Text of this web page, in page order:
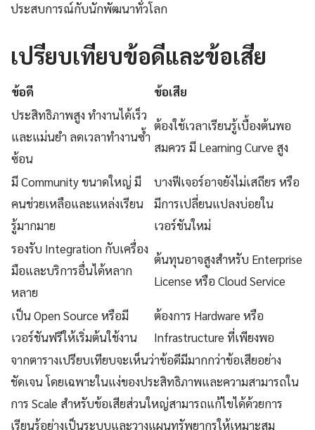
ประสบการณ์กับนักพัฒนาทั่วโลก
เปรียบเทียบข้อดีและข้อเสีย
ข้อดี
ข้อเสีย
ประสิทธิภาพสูง ทำงานได้เร็ว
และแม่นยำ ลดเวลาทำงานซ้ำ
ซ้อน
ต้องใช้เวลาเรียนรู้เบื้องต้นพอ
สมควร มี Learning Curve สูง
มี Community ขนาดใหญ่ มี
คนช่วยเหลือและแหล่งเรียน
รู้มากมาย
บางฟีเจอร์อาจยังไม่เสถียร หรือ
มีการเปลี่ยนแปลงบ่อยใน
เวอร์ชันใหม่
รองรับ Integration กับเครื่อง
มือและบริการอื่นได้หลาก
หลาย
ต้นทุนอาจสูงสำหรับ Enterprise
License หรือ Cloud Service
เป็น Open Source หรือมี
เวอร์ชันฟรีให้เริ่มต้นใช้งาน
ต้องการ Hardware หรือ
Infrastructure ที่เพียงพอ
จากตารางเปรียบเทียบจะเห็นว่าข้อดีมีมากกว่าข้อเสียอย่าง
ชัดเจน โดยเฉพาะในแง่ของประสิทธิภาพและความสามารถใน
การ Scale สำหรับข้อเสียส่วนใหญ่สามารถแก้ไขได้ด้วยการ
เรียนรู้อย่างเป็นระบบและวางแผนทรัพยากรให้เหมาะสม